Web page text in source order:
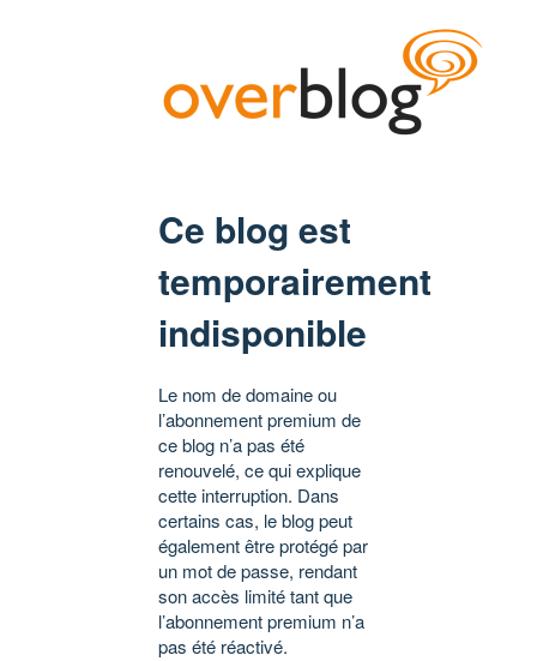
Ce blog est
temporairement
indisponible
Le nom de domaine ou
l’abonnement premium de
ce blog n’a pas été
renouvelé, ce qui explique
cette interruption. Dans
certains cas, le blog peut
également être protégé par
un mot de passe, rendant
son accès limité tant que
l’abonnement premium n’a
pas été réactivé.